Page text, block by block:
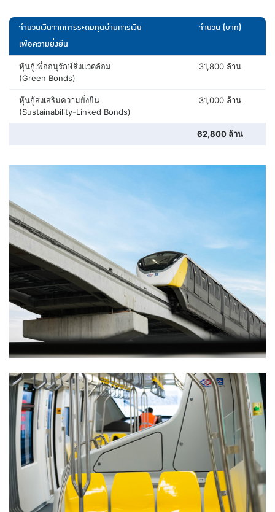
จำนวนเงินจากการระดมทุนผ่านการเงิน
เพื่อความยั่งยืน
จำนวน (บาท)
หุ้นกู้เพื่ออนุรักษ์สิ่งแวดล้อม
(Green Bonds)
31,800 ล้าน
หุ้นกู้ส่งเสริมความยั่งยืน
(Sustainability-Linked Bonds)
31,000 ล้าน
62,800 ล้าน